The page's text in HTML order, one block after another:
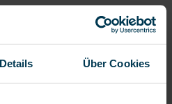
Details Über Cookies
Termine
Kontrolltermine vereinbart
eingeleitet, um den